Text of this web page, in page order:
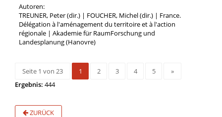
Autoren:
TREUNER, Peter (dir.) | FOUCHER, Michel (dir.) | France.
Délégation à l'aménagement du territoire et à l'action
régionale | Akademie für RaumForschung und
Landesplanung (Hanovre)
Seite 1 von 23 1 2 3 4 5
»
Ergebnis: 444
ZURÜCK